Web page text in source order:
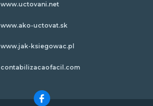
www.uctovani.net
www.ako-uctovat.sk
www.jak-ksiegowac.pl
contabilizacaofacil.com